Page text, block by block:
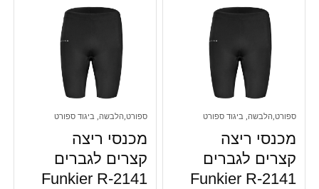
ספורט,הלבשה, ביגוד ספורט
מכנסי ריצה
קצרים לגברים
Funkier R-2141
ספורט,הלבשה, ביגוד ספורט
מכנסי ריצה
קצרים לגברים
Funkier R-2141